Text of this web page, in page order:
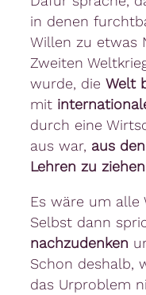
in denen
Willen zu etwas
Zweiten
wurde, die Welt
mit
durch eine
aus war, aus
Lehren zu ziehen
Es wäre um alle
Selbst dann
nachzudenken
Schon deshalb,
das Urproblem